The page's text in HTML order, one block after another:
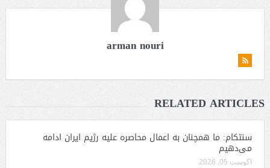
arman nouri
RELATED ARTICLES
سنتکام: ما همچنان به اعمال محاصره علیه رژیم ایران ادامه
می‌دهیم
آگوست 05, 2026